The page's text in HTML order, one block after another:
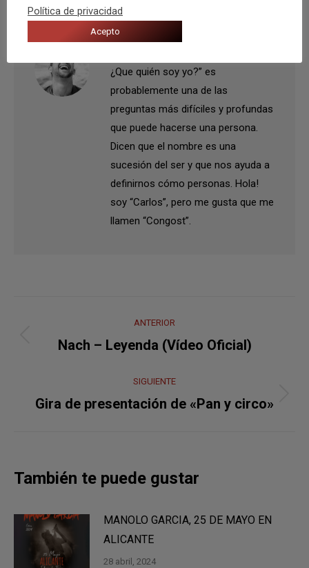
¿Que quién soy yo?” es
probablemente una de las
preguntas más difíciles y profundas
que puede hacerse una persona.
Dicen que el nombre es una
sucesión del ser y que nos ayuda a
definirnos cómo personas. Hola!
soy “Carlos”, pero me gusta que me
llamen “Congost”.
entre
publicaciones
ANTERIOR
Publicación
Nach – Leyenda (Vídeo Oficial)
SIGUIENTE
Publicación
Gira de presentación de «Pan y circo»
También te puede gustar
MANOLO GARCIA, 25 DE MAYO EN
ALICANTE
28 abril, 2024
Política de privacidad
Acepto